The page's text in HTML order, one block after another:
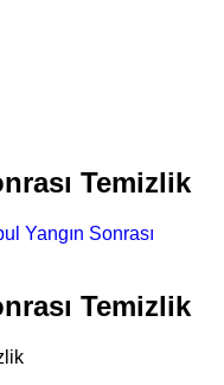
Temizlik
Yangın Sonrası
Temizlik